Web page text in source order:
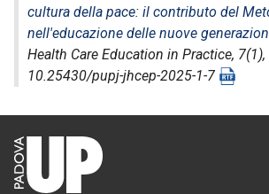
cultura della pace: il contributo del
nell'educazione delle nuove
Health Care Education in Practice,
10.25430/pupj-jhcep-2025-1-7